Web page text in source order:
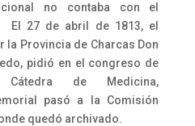
no contaba con el
El 27 de abril de 1813, el
la Provincia de Charcas Don
pidió en el congreso de
de Medicina,
pasó a la Comisión
quedó archivado.